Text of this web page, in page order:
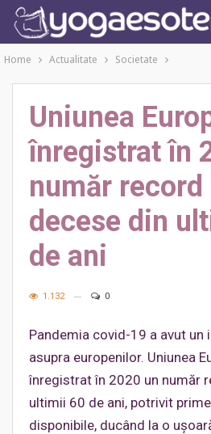
Home Actualitate Societate
Uniunea
înregistrat în
număr record
decese din
de ani
1.132 0
Pandemia covid-19 a avut un
asupra europenilor. Uniunea
înregistrat în 2020 un număr
ultimii 60 de ani, potrivit
disponibile, ducând la o